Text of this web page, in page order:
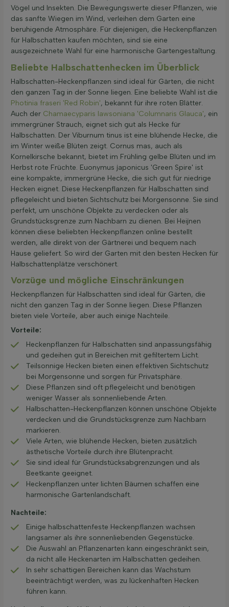
Vögel und Insekten. Die Bewegungswerte dieser Pflanzen, wie
das sanfte Wiegen im Wind, verleihen dem Garten eine
beruhigende Atmosphäre. Für diejenigen, die Heckenpflanzen
für Halbschatten kaufen möchten, sind sie eine
ausgezeichnete Wahl für eine harmonische Gartengestaltung.
Beliebte Halbschattenhecken im Überblick
Halbschatten-Heckenpflanzen sind ideal für Gärten, die nicht
den ganzen Tag in der Sonne liegen. Eine beliebte Wahl ist die
Photinia fraseri 'Red Robin', bekannt für ihre roten Blätter.
Auch der Chamaecyparis lawsoniana 'Columnaris Glauca', ein
immergrüner Strauch, eignet sich gut als Hecke für
Halbschatten. Der Viburnum tinus ist eine blühende Hecke, die
im Winter weiße Blüten zeigt. Cornus mas, auch als
Kornelkirsche bekannt, bietet im Frühling gelbe Blüten und im
Herbst rote Früchte. Euonymus japonicus 'Green Spire' ist
eine kompakte, immergrüne Hecke, die sich gut für niedrige
Hecken eignet. Diese Heckenpflanzen für Halbschatten sind
pflegeleicht und bieten Sichtschutz bei Morgensonne. Sie sind
perfekt, um unschöne Objekte zu verdecken oder als
Grundstücksgrenze zum Nachbarn zu dienen. Bei Heijnen
können diese beliebten Heckenpflanzen online bestellt
werden, alle direkt von der Gärtnerei und bequem nach
Hause geliefert. So wird der Garten mit den besten Hecken für
Halbschattenplätze verschönert.
Vorzüge und mögliche Einschränkungen
Heckenpflanzen für Halbschatten sind ideal für Gärten, die
nicht den ganzen Tag in der Sonne liegen. Diese Pflanzen
bieten viele Vorteile, aber auch einige Nachteile.
Vorteile:
Heckenpflanzen für Halbschatten sind anpassungsfähig
und gedeihen gut in Bereichen mit gefiltertem Licht.
Teilsonnige Hecken bieten einen effektiven Sichtschutz
bei Morgensonne und sorgen für Privatsphäre.
Diese Pflanzen sind oft pflegeleicht und benötigen
weniger Wasser als sonnenliebende Arten.
Halbschatten-Heckenpflanzen können unschöne Objekte
verdecken und die Grundstücksgrenze zum Nachbarn
markieren.
Viele Arten, wie blühende Hecken, bieten zusätzlich
ästhetische Vorteile durch ihre Blütenpracht.
Sie sind ideal für Grundstücksabgrenzungen und als
Beetkante geeignet.
Heckenpflanzen unter lichten Bäumen schaffen eine
harmonische Gartenlandschaft.
Nachteile:
Einige halbschattenfeste Heckenpflanzen wachsen
langsamer als ihre sonnenliebenden Gegenstücke.
Die Auswahl an Pflanzenarten kann eingeschränkt sein,
da nicht alle Heckenarten im Halbschatten gedeihen.
In sehr schattigen Bereichen kann das Wachstum
beeinträchtigt werden, was zu lückenhaften Hecken
führen kann.